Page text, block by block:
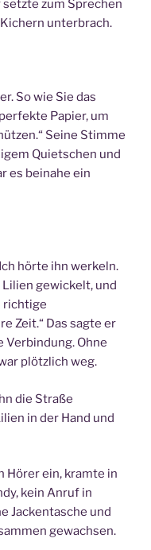
setzte zum Sprechen
unterbrach.
So wie Sie das
Papier, um
Seine Stimme
Quietschen und
es beinahe ein
hörte ihn werkeln.
Lilien gewickelt, und
richtige
Zeit.“ Das sagte er
Verbindung. Ohne
plötzlich weg.
die Straße
in der Hand und
Hörer ein, kramte in
kein Anruf in
Jackentasche und
gewachsen.